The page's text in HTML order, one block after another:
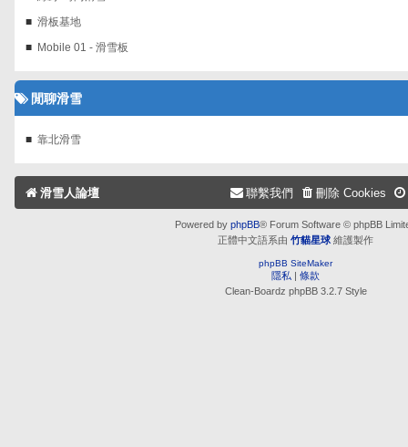
滑板基地
Mobile 01 - 滑雪板
閒聊滑雪
靠北滑雪
滑雪人論壇 刪除 Cookies
聯繫我們
Powered by phpBB® Forum Software © phpBB
正體中文語系由 竹貓星球 維護製作
phpBB SiteMaker
隱私 | 條款
Clean-Boardz phpBB 3.2.7 Style